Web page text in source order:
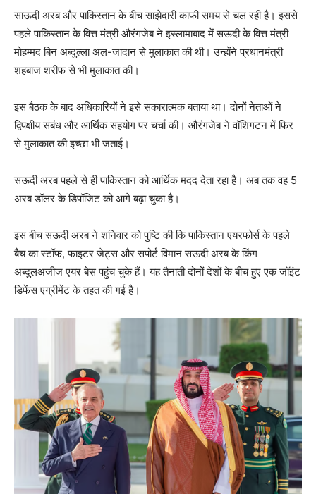
साऊदी अरब और पाकिस्तान के बीच साझेदारी काफी समय से चल रही है। इससे
पहले पाकिस्तान के वित्त मंत्री औरंगजेब ने इस्लामाबाद में सऊदी के वित्त मंत्री
मोहम्मद बिन अब्दुल्ला अल-जादान से मुलाकात की थी। उन्होंने प्रधानमंत्री
शहबाज शरीफ से भी मुलाकात की।
इस बैठक के बाद अधिकारियों ने इसे सकारात्मक बताया था। दोनों नेताओं ने
द्विपक्षीय संबंध और आर्थिक सहयोग पर चर्चा की। औरंगजेब ने वॉशिंगटन में फिर
से मुलाकात की इच्छा भी जताई।
सऊदी अरब पहले से ही पाकिस्तान को आर्थिक मदद देता रहा है। अब तक वह 5
अरब डॉलर के डिपॉजिट को आगे बढ़ा चुका है।
इस बीच सऊदी अरब ने शनिवार को पुष्टि की कि पाकिस्तान एयरफोर्स के पहले
बैच का स्टॉफ, फाइटर जेट्स और सपोर्ट विमान सऊदी अरब के किंग
अब्दुलअजीज एयर बेस पहुंच चुके हैं। यह तैनाती दोनों देशों के बीच हुए एक जॉइंट
डिफेंस एग्रीमेंट के तहत की गई है।